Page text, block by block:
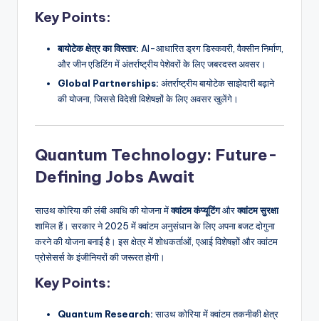
Key Points:
बायोटेक क्षेत्र का विस्तार: AI-आधारित ड्रग डिस्कवरी, वैक्सीन निर्माण,
और जीन एडिटिंग में अंतर्राष्ट्रीय पेशेवरों के लिए जबरदस्त अवसर।
Global Partnerships: अंतर्राष्ट्रीय बायोटेक साझेदारी बढ़ाने
की योजना, जिससे विदेशी विशेषज्ञों के लिए अवसर खुलेंगे।
Quantum Technology: Future-
Defining Jobs Await
साउथ कोरिया की लंबी अवधि की योजना मेंक्वांटम कंप्यूटिंगऔरक्वांटम सुरक्षा
शामिल हैं। सरकार ने 2025 में क्वांटम अनुसंधान के लिए अपना बजट दोगुना
करने की योजना बनाई है। इस क्षेत्र में शोधकर्ताओं, एआई विशेषज्ञों और क्वांटम
प्रोसेसर्स के इंजीनियरों की जरूरत होगी।
Key Points:
Quantum Research:साउथ कोरिया में क्वांटम तकनीकी क्षेत्र